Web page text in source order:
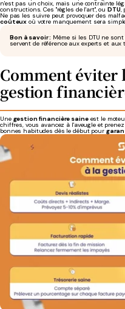
n'est pas un choix, mais une contrainte
constructions. Ces "règles de l'art", ouDTU,
Ne pas les suivre peut provoquer des
coûteux où votre manquement sera
Bon à savoir : Même si les DTU ne
servent de référence aux experts et
Comment éviter
gestion
Une gestion financière saineest le
chiffres, vous avancez à l'aveugle et
bonnes habitudes dès le début pour